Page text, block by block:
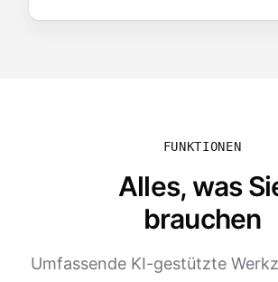
FUNKTIONEN
Alles, was
brauchen
Umfassende KI-gestützte